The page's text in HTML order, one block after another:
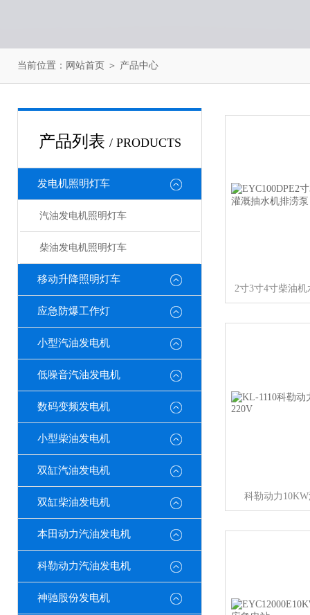
当前位置： 网站首页 ＞ 产品中心
产品列表 / PRODUCTS
发电机照明灯车
汽油发电机照明灯车
柴油发电机照明灯车
移动升降照明灯车
应急防爆工作灯
小型汽油发电机
低噪音汽油发电机
数码变频发电机
小型柴油发电机
双缸汽油发电机
双缸柴油发电机
本田动力汽油发电机
科勒动力汽油发电机
神驰股份发电机
科勒动力